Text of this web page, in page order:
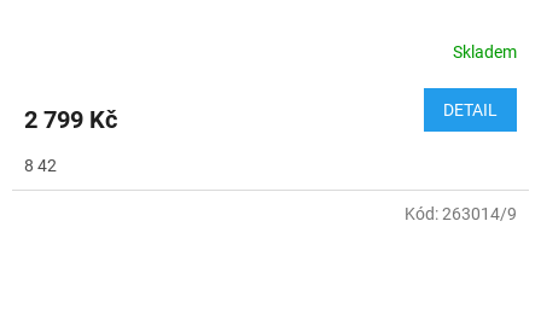
Skladem
2 799 Kč DETAIL
8 42
Kód:263014/9